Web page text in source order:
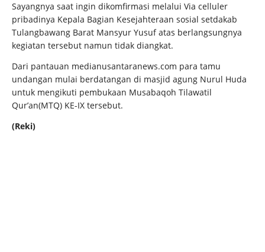
Sayangnya saat ingin dikomfirmasi melalui Via celluler
pribadinya Kepala Bagian Kesejahteraan sosial setdakab
Tulangbawang Barat Mansyur Yusuf atas berlangsungnya
kegiatan tersebut namun tidak diangkat.
Dari pantauan medianusantaranews.com para tamu
undangan mulai berdatangan di masjid agung Nurul Huda
untuk mengikuti pembukaan Musabaqoh Tilawatil
Qur’an(MTQ) KE-IX tersebut.
(Reki)